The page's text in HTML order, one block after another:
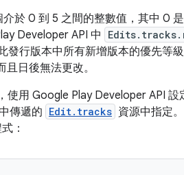
於 0 到 5 之間的整數值，其中 0
Developer API 中
發行版本中所有新增版本的優先等
日後無法更改。
使用 Google Play Developer API
傳遞的 Edit.tracks 資源中指定
：